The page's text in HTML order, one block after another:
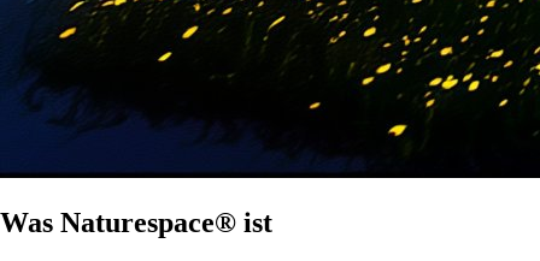
Was Naturespace® ist